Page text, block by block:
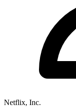
Netflix, Inc.